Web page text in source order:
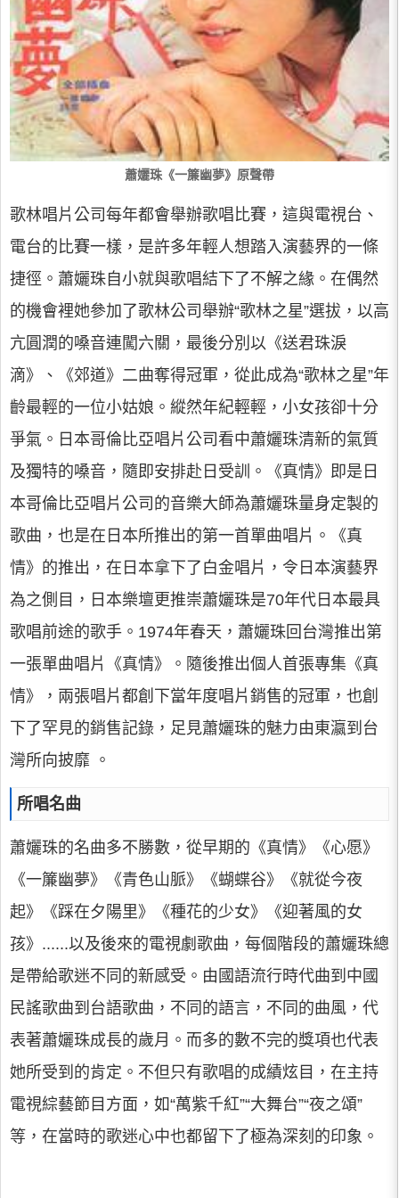
蕭孋珠《一簾幽夢》原聲帶
歌林唱片公司每年都會舉辦歌唱比賽，這與電視台、
電台的比賽一樣，是許多年輕人想踏入演藝界的一條
捷徑。蕭孋珠自小就與歌唱結下了不解之緣。在偶然
的機會裡她參加了歌林公司舉辦“歌林之星”選拔，以高
亢圓潤的嗓音連闖六關，最後分別以《送君珠淚
滴》、《郊道》二曲奪得冠軍，從此成為“歌林之星”年
齡最輕的一位小姑娘。縱然年紀輕輕，小女孩卻十分
爭氣。日本哥倫比亞唱片公司看中蕭孋珠清新的氣質
及獨特的嗓音，隨即安排赴日受訓。《真情》即是日
本哥倫比亞唱片公司的音樂大師為蕭孋珠量身定製的
歌曲，也是在日本所推出的第一首單曲唱片。《真
情》的推出，在日本拿下了白金唱片，令日本演藝界
為之側目，日本樂壇更推崇蕭孋珠是70年代日本最具
歌唱前途的歌手。1974年春天，蕭孋珠回台灣推出第
一張單曲唱片《真情》。隨後推出個人首張專集《真
情》，兩張唱片都創下當年度唱片銷售的冠軍，也創
下了罕見的銷售記錄，足見蕭孋珠的魅力由東瀛到台
灣所向披靡 。
所唱名曲
蕭孋珠的名曲多不勝數，從早期的《真情》《心愿》
《一簾幽夢》《青色山脈》《蝴蝶谷》《就從今夜
起》《踩在夕陽里》《種花的少女》《迎著風的女
孩》......以及後來的電視劇歌曲，每個階段的蕭孋珠總
是帶給歌迷不同的新感受。由國語流行時代曲到中國
民謠歌曲到台語歌曲，不同的語言，不同的曲風，代
表著蕭孋珠成長的歲月。而多的數不完的獎項也代表
她所受到的肯定。不但只有歌唱的成績炫目，在主持
電視綜藝節目方面，如“萬紫千紅”“大舞台”“夜之頌”
等，在當時的歌迷心中也都留下了極為深刻的印象。